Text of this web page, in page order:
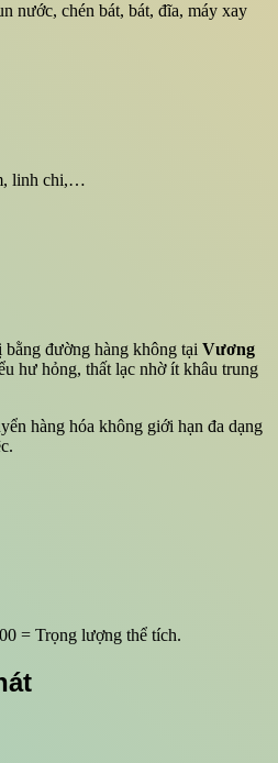
nước, chén bát, bát, đĩa, máy xay
linh chi,…
đường hàng không tại Vương
hư hỏng, thất lạc nhờ ít khâu trung
hàng hóa không giới hạn đa dạng
= Trọng lượng thể tích.